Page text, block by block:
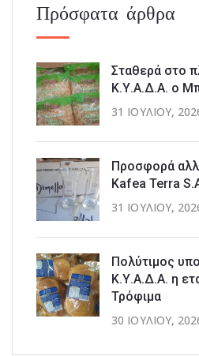
Πρόσφατα άρθρα
Σταθερά στο
Κ.Υ.Α.Δ.Α. ο
31 ΙΟΥΛΊΟΥ,
Προσφορά
Kafea Terra
31 ΙΟΥΛΊΟΥ,
Πολύτιμος
Κ.Υ.Α.Δ.Α. η
Τρόφιμα
30 ΙΟΥΛΊΟΥ,